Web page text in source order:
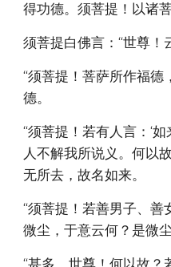
得功德。须菩提！以诸
须菩提白佛言：“世尊！
“须菩提！菩萨所作福
德。
“须菩提！若有人言：‘
人不解我所说义。何以
无所去，故名如来。
“须菩提！若善男子、
微尘，于意云何？是微